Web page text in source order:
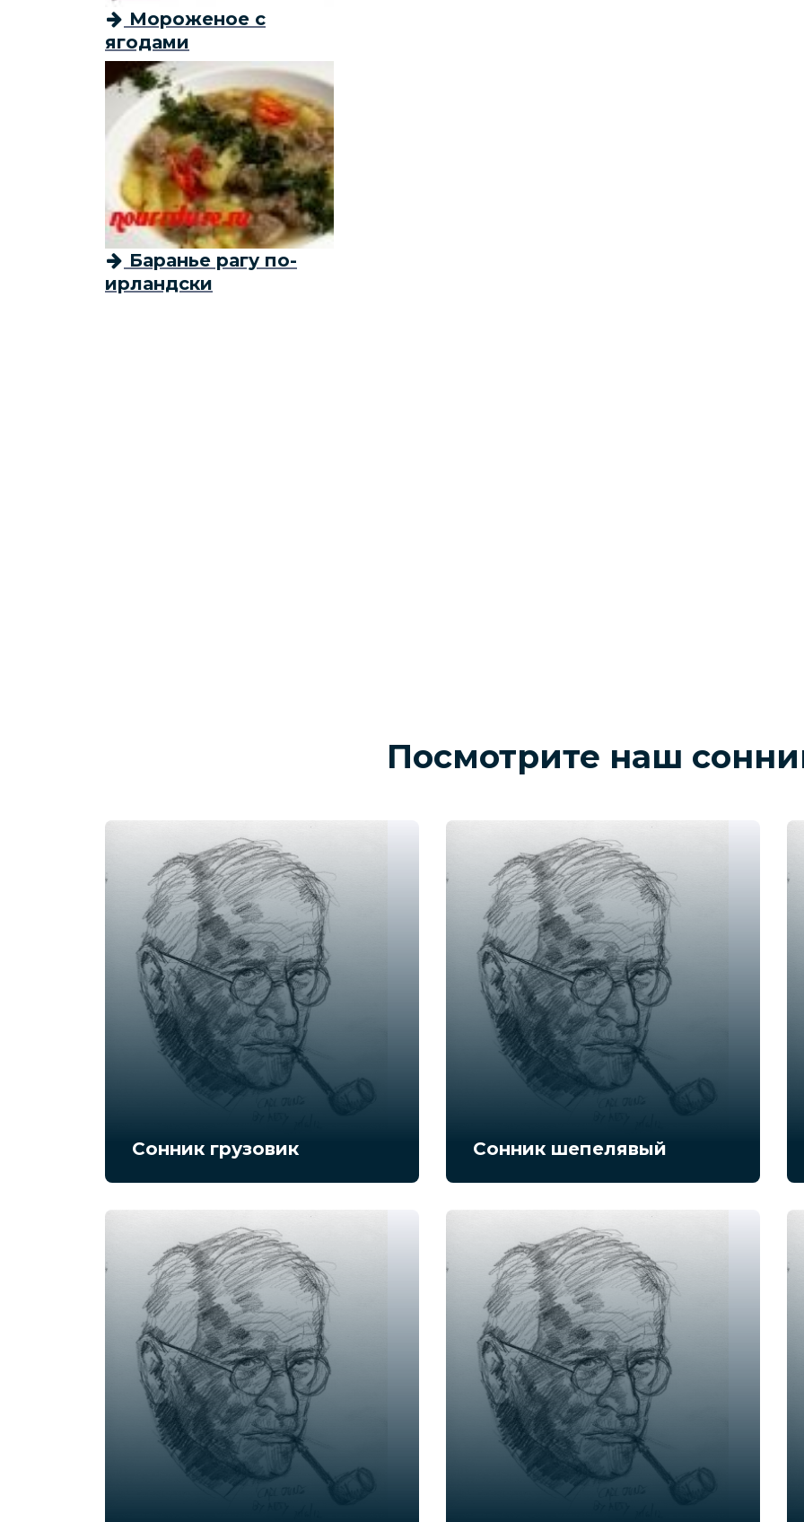
Мороженое с
ягодами
Баранье рагу по-
ирландски
Посмотрите наш
Сонник грузовик Сонник шепелявый